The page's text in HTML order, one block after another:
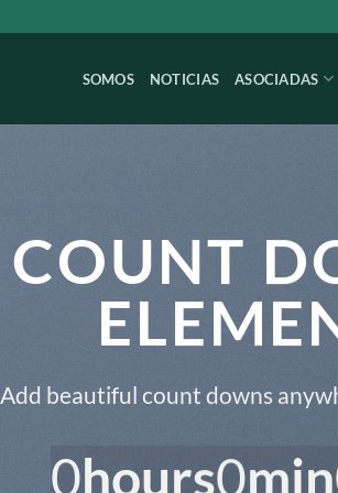
SOMOS NOTICIAS ASOCIADAS
COUNT
Add beautiful count downs
0hours0min